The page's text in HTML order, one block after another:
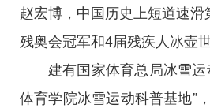
赵宏博，中国历史上短道速
残奥会冠军和4届残疾人冰壶
建有国家体育总局冰雪
体育学院冰雪运动科普基地”